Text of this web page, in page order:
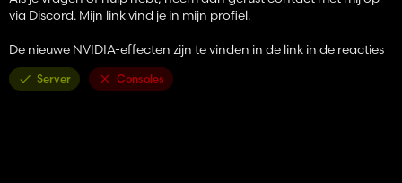
via Discord. Mijn link vind je in mijn profiel.
De nieuwe NVIDIA-effecten zijn te vinden in de link in de reacties
Server Consoles